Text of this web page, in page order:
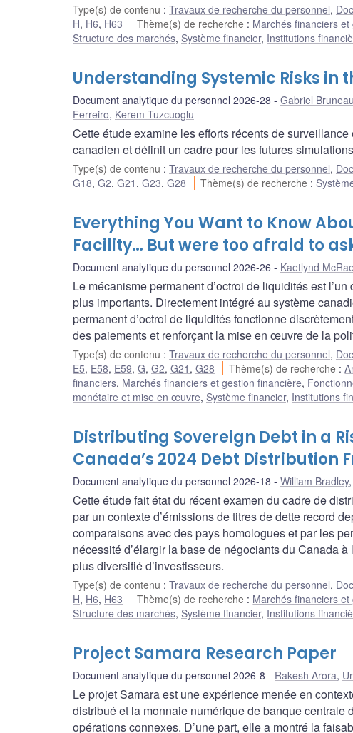
Type(s) de contenu : Travaux de recherche du personnel,
H, H6, H63 Thème(s) de recherche : Marchés financiers
Structure des marchés, Système financier, Institutions
Understanding Systemic Risks in
Document analytique du personnel 2026-28 Gabriel Bruneau
Ferreiro, Kerem Tuzcuoglu
Cette étude examine les efforts récents de
canadien et définit un cadre pour les futures
Type(s) de contenu : Travaux de recherche du personnel,
G18, G2, G21 , G23, G28 Thème(s) de recherche :
Everything You Want to Know
Facility… But were too afraid to
Document analytique du personnel 2026-26 Kaetlynd McRae
Le mécanisme permanent d’octroi de liquidités est
plus importants. Directement intégré au système
permanent d’octroi de liquidités fonctionne
des paiements et renforçant la mise en œuvre de la
Type(s) de contenu : Travaux de recherche du personnel,
E5, E58, E59, G, G2, G21 , G28 Thème(s) de recherche :
financiers, Marchés financiers et gestion financière,
monétaire et mise en œuvre, Système financier, Institutions
Distributing Sovereign Debt in a
Canada’s 2024 Debt Distribution
Document analytique du personnel 2026-18 William Bradley,
Cette étude fait état du récent examen du cadre de
par un contexte d’émissions de titres de dette record
comparaisons avec des pays homologues et par les
nécessité d’élargir la base de négociants du Canada
plus diversifié d’investisseurs.
Type(s) de contenu : Travaux de recherche du personnel,
H, H6, H63 Thème(s) de recherche : Marchés financiers
Structure des marchés, Système financier, Institutions
Project Samara Research Paper
Document analytique du personnel 2026-8 Rakesh Arora,
Le projet Samara est une expérience menée en
distribué et la monnaie numérique de banque centrale
opérations connexes. D’une part, elle a montré la